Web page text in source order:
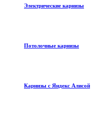
Электрические карнизы
Потолочные карнизы
Карнизы с Яндекс Алисой